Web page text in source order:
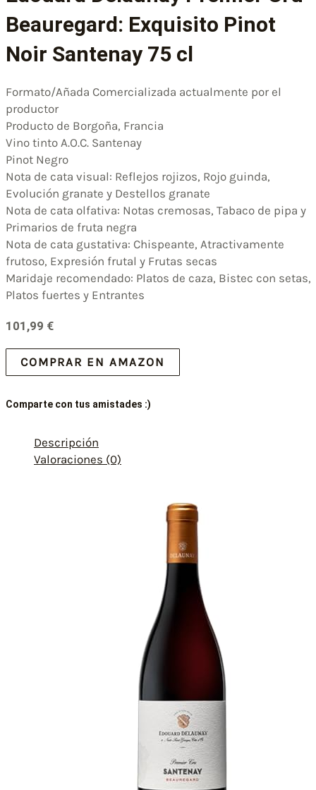
Beauregard: Exquisito Pinot
Noir Santenay 75 cl
Formato/Añada Comercializada actualmente por el
productor
Producto de Borgoña, Francia
Vino tinto A.O.C. Santenay
Pinot Negro
Nota de cata visual: Reflejos rojizos, Rojo guinda,
Evolución granate y Destellos granate
Nota de cata olfativa: Notas cremosas, Tabaco de pipa y
Primarios de fruta negra
Nota de cata gustativa: Chispeante, Atractivamente
frutoso, Expresión frutal y Frutas secas
Maridaje recomendado: Platos de caza, Bistec con setas,
Platos fuertes y Entrantes
101,99 €
COMPRAR EN AMAZON
Comparte con tus amistades :)
Descripción
Valoraciones (0)